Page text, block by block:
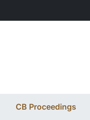
CB Proceedings